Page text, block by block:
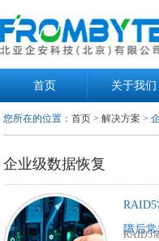
首页 关于我们
您所在的位置： 首页> 解决方案 >
企业级数据恢复
RAID5
障后
RAID5